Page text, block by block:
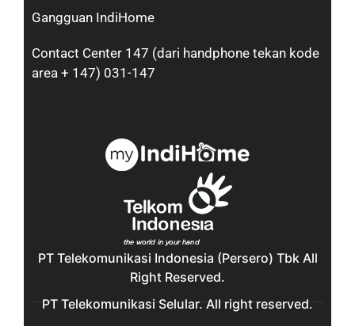
Gangguan IndiHome
Contact Center 147 (dari handphone tekan kode
area + 147) 031-147
PT Telekomunikasi Indonesia (Persero) Tbk All
Right Reserved.
PT Telekomunikasi Selular. All right reserved.